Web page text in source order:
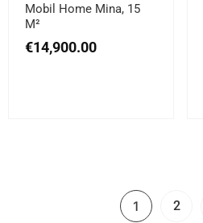
Mobil Home Mina, 15
M²
€14,900.00
1 2